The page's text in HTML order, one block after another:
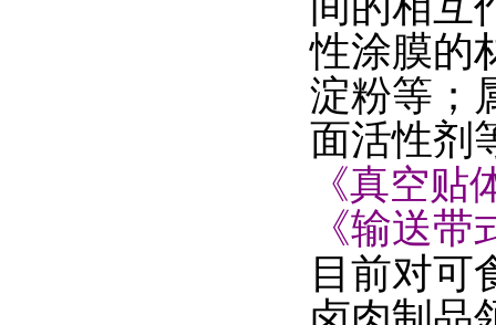
性涂膜的
淀粉等；
面活性剂
《真空贴
《输送
目前对可